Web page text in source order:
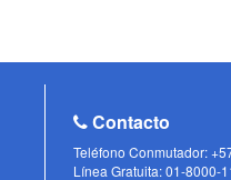
Contacto
Teléfono Conmutador:
Línea Gratuita: 01-8000-